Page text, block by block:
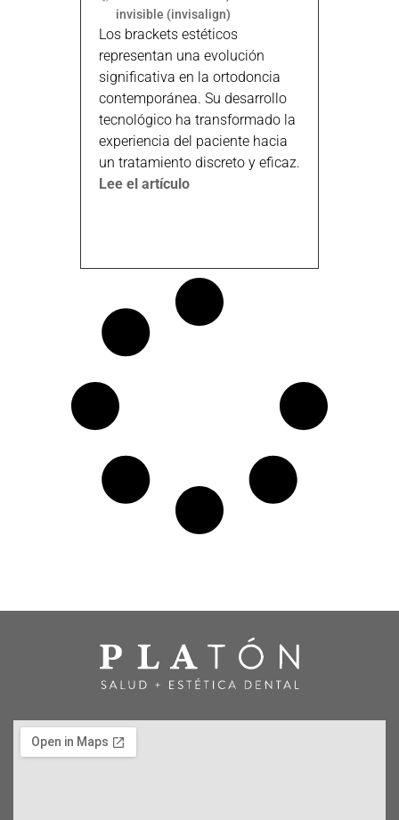
invisible (invisalign)
Los brackets estéticos
representan una evolución
significativa en la ortodoncia
contemporánea. Su desarrollo
tecnológico ha transformado la
experiencia del paciente hacia
un tratamiento discreto y eficaz.
Lee el artículo